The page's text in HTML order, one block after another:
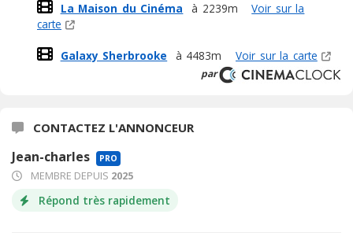
La Maison du Cinéma
à 2239m
Voir sur la
carte
Galaxy Sherbrooke à 4483m Voir sur la carte
par
CONTACTEZ L'ANNONCEUR
Jean-charles PRO
MEMBRE DEPUIS 2025
Répond très rapidement